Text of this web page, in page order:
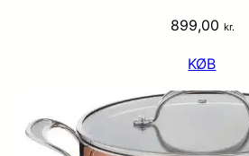
899,00 kr.
KØB